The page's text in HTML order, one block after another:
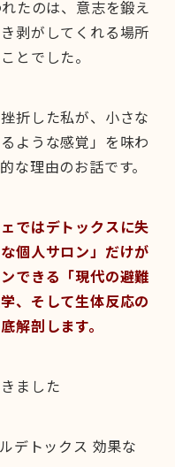
たのは、意志を鍛え
剥がしてくれる場所
とでした。
折した私が、小さな
ような感覚」を味わ
な理由のお話です。
ではデトックスに失
個人サロン」だけが
できる「現代の避難
、そして生体反応の
解剖します。
ました
デトックス 効果な